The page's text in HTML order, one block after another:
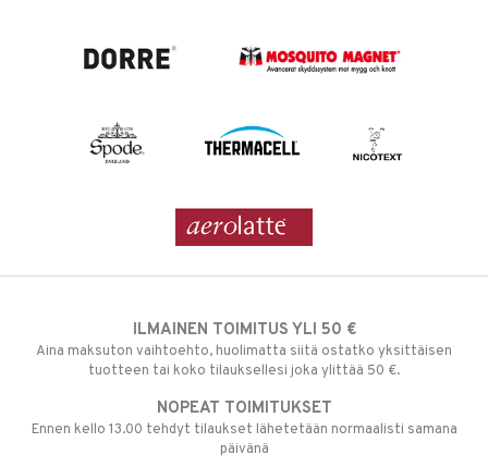
ILMAINEN TOIMITUS YLI 50 €
Aina maksuton vaihtoehto, huolimatta siitä ostatko yksittäisen
tuotteen tai koko tilauksellesi joka ylittää 50 €.
NOPEAT TOIMITUKSET
Ennen kello 13.00 tehdyt tilaukset lähetetään normaalisti samana
päivänä